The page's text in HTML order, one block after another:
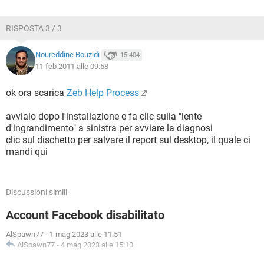
O4 - HKLM\..\Run: [QlbCtrl.exe] C:\Programmi\Hewlett-
Packard\HP Quick Launch Buttons\QlbCtrl.exe /Start
O4 - HKLM\..\Run: [Persistence]
C:\WINDOWS\system32\igfxpers.exe
"C:\Programmi\iTunes\iTunesHelper.exe"
C:\WINDOWS\system32\igfxtray.exe
O4 - HKLM\..\Run: [HotKeysCmds]
C:\WINDOWS\system32\hkcmd.exe
O4 - HKLM\..\Run: [CanonSolutionMenu]
C:\Programmi\Canon\MyPrinter\BJMyPrt.exe /logon
O4 - HKCU\..\Run: [SUPERAntiSpyware]
C:\Programmi\SUPERAntiSpyware\SUPERAntiSpyware.exe
O4 - HKCU\..\Run: [userini]
C:\WINDOWS\system32\userini.exe
O4 - HKCU\..\Run: [{D1DE8B13-9EE6-3D90-B840-
RISPOSTA 3 / 3
Noureddine Bouzidi 15.404
11 feb 2011 alle 09:58
ok ora scarica Zeb Help Process
avvialo dopo l'installazione e fa clic sulla "lente
d'ingrandimento" a sinistra per avviare la diagnosi
clic sul dischetto per salvare il report sul desktop, il quale ci
mandi qui
Discussioni simili
Account Facebook disabilitato
AlSpawn77 - 1 mag 2023 alle 11:51
AlSpawn77 - 4 mag 2023 alle 15:10